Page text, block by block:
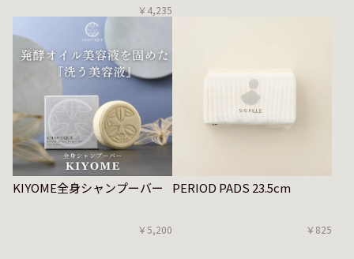
￥4,235
KIYOME全身シャンプーバー
￥5,200
PERIOD PADS 23.5cm
￥825